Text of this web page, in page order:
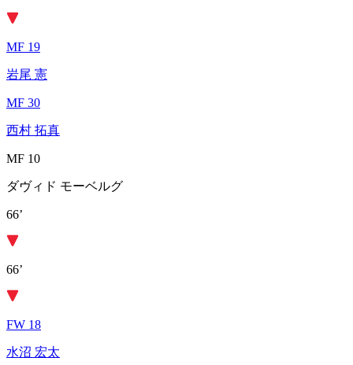
MF 19
岩尾 憲
MF 30
西村 拓真
MF 10
ダヴィド モーベルグ
66’
66’
FW 18
水沼 宏太